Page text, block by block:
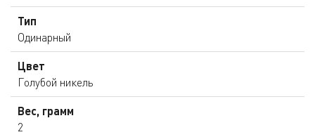
Тип
Одинарный
Цвет
Голубой никель
Вес, грамм
2